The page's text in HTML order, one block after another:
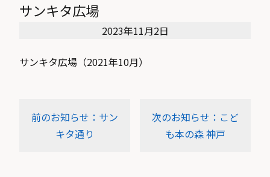
サンキタ広場
2023年11月2日
サンキタ広場（2021年10月）
前のお知らせ：サン
キタ通り
次のお知らせ：こど
も本の森 神戸